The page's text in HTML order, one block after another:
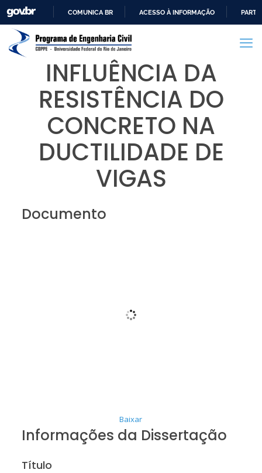
PARA
CONTEÚDO
COMUNICA BR ACESSO À INFORMAÇÃO
INFLUÊNCIA DA
RESISTÊNCIA DO
CONCRETO NA
DUCTILIDADE DE
VIGAS
Documento
Baixar
Informações da Dissertação
Título